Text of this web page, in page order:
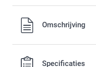
Alle prijzen zijn in EURO
verzendkosten.Omschrijving
Specificaties